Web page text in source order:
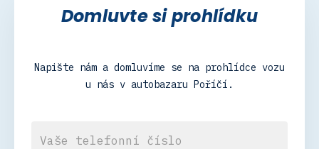
Domluvte si prohlídku
Napište nám a domluvíme se na prohlídce vozu
u nás v autobazaru Poříčí.